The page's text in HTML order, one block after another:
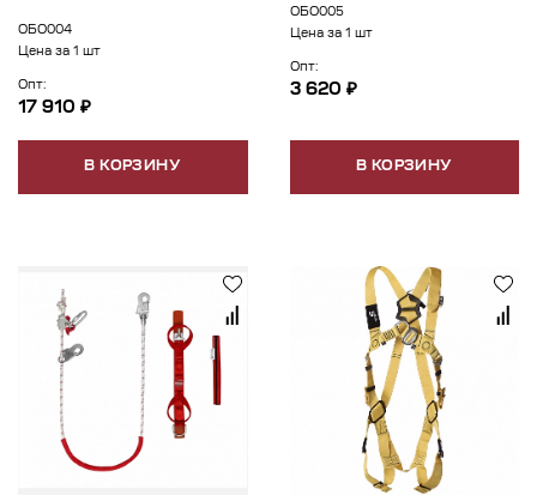
ОБО004
Цена за 1 шт
Опт:
17 910 ₽
В КОРЗИНУ
ОБО005
Цена за 1 шт
Опт:
3 620 ₽
В КОРЗИНУ